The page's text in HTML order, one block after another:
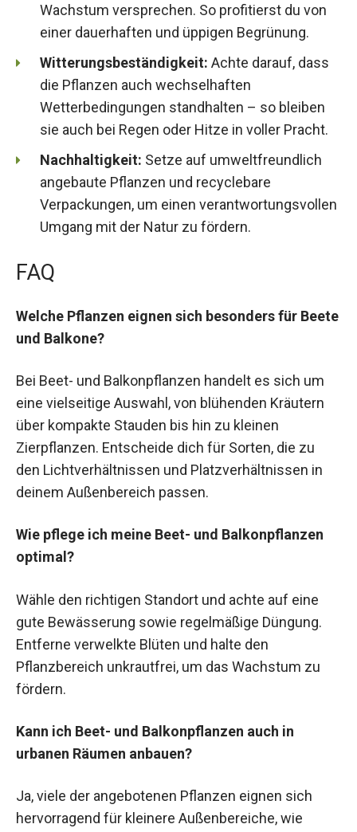
Wachstum versprechen. So profitierst du von
einer dauerhaften und üppigen Begrünung.
Witterungsbeständigkeit: Achte darauf, dass
die Pflanzen auch wechselhaften
Wetterbedingungen standhalten – so bleiben
sie auch bei Regen oder Hitze in voller Pracht.
Nachhaltigkeit: Setze auf umweltfreundlich
angebaute Pflanzen und recyclebare
Verpackungen, um einen verantwortungsvollen
Umgang mit der Natur zu fördern.
FAQ
Welche Pflanzen eignen sich besonders für Beete
und Balkone?
Bei Beet- und Balkonpflanzen handelt es sich um
eine vielseitige Auswahl, von blühenden Kräutern
über kompakte Stauden bis hin zu kleinen
Zierpflanzen. Entscheide dich für Sorten, die zu
den Lichtverhältnissen und Platzverhältnissen in
deinem Außenbereich passen.
Wie pflege ich meine Beet- und Balkonpflanzen
optimal?
Wähle den richtigen Standort und achte auf eine
gute Bewässerung sowie regelmäßige Düngung.
Entferne verwelkte Blüten und halte den
Pflanzbereich unkrautfrei, um das Wachstum zu
fördern.
Kann ich Beet- und Balkonpflanzen auch in
urbanen Räumen anbauen?
Ja, viele der angebotenen Pflanzen eignen sich
hervorragend für kleinere Außenbereiche, wie